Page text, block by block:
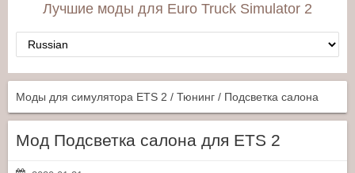
Лучшие моды для Euro Truck Simulator 2
Моды для симулятора ETS 2 / Тюнинг / Подсветка салона
Мод Подсветка салона для ETS 2